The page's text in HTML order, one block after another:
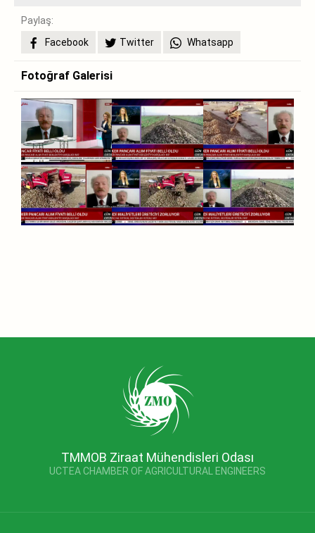
Paylaş:
Facebook
Twitter Whatsapp
Fotoğraf Galerisi
TMMOB Ziraat Mühendisleri Odası
UCTEA CHAMBER OF AGRICULTURAL ENGINEERS